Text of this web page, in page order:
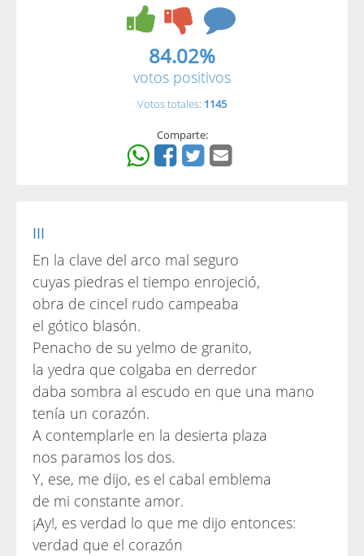
84.02%
votos positivos
Votos totales: 1145
Comparte:
III
En la clave del arco mal seguro
cuyas piedras el tiempo enrojeció,
obra de cincel rudo campeaba
el gótico blasón.
Penacho de su yelmo de granito,
la yedra que colgaba en derredor
daba sombra al escudo en que una mano
tenía un corazón.
A contemplarle en la desierta plaza
nos paramos los dos.
Y, ese, me dijo, es el cabal emblema
de mi constante amor.
¡Ay!, es verdad lo que me dijo entonces:
verdad que el corazón